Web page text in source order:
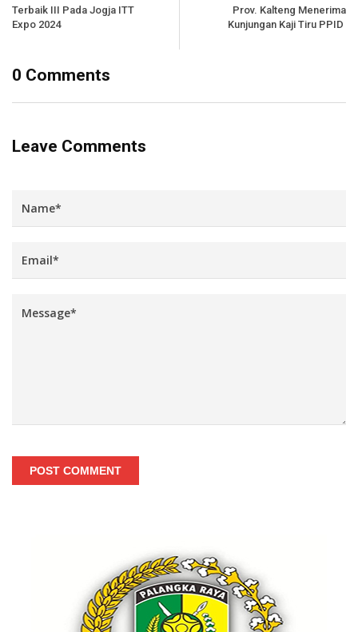
Terbaik III Pada Jogja ITT
Expo 2024
Prov. Kalteng Menerima
Kunjungan Kaji Tiru PPID
0 Comments
Leave Comments
POST COMMENT